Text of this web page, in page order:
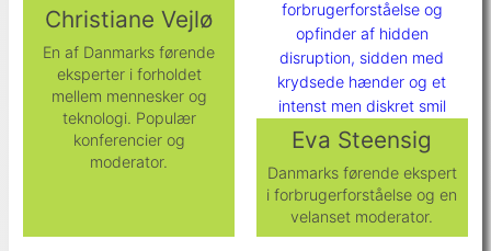
Christiane Vejlø
En af Danmarks førende
eksperter i forholdet
mellem mennesker og
teknologi. Populær
konferencier og
moderator.
Eva Steensig
Danmarks førende ekspert
i forbrugerforståelse og en
velanset moderator.